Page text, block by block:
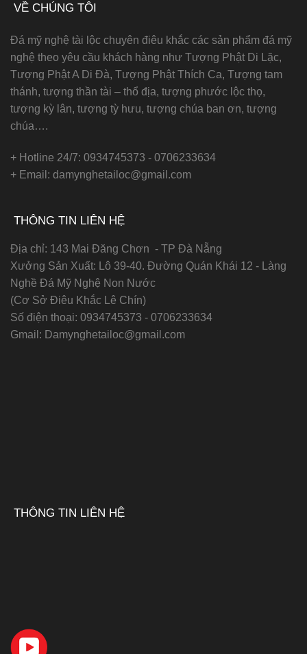
VỀ CHÚNG TÔI
Đá mỹ nghệ tài lộc chuyên điêu khắc các sản phẩm đá mỹ
nghệ theo yêu cầu khách hàng như Tượng Phật Di Lặc,
Tượng Phật A Di Đà, Tượng Phật Thích Ca, Tượng tam
thánh, tượng thần tài – thổ địa, tượng phước lộc thọ,
tượng kỳ lân, tượng tỳ hưu, tượng chúa ban ơn, tượng
chúa….
+ Hotline 24/7: 0934745373 - 0706233634
+ Email: damynghetailoc@gmail.com
THÔNG TIN LIÊN HỆ
Địa chỉ: 143 Mai Đăng Chơn - TP Đà Nẵng
Xưởng Sản Xuất: Lô 39-40. Đường Quán Khái 12 - Làng
Nghề Đá Mỹ Nghệ Non Nước
(Cơ Sở Điêu Khắc Lê Chín)
Số điện thoại: 0934745373 - 0706233634
Gmail: Damynghetailoc@gmail.com
THÔNG TIN LIÊN HỆ